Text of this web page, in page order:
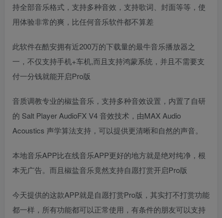
持全部音乐格式，支持多种音效，支持歌词、封面等等，使
用体验非常的爽，比任何音乐软件都不算差
此软件在酷安拥有近200万的下载量的最牛音乐播放器之
一，不仅支持手机+车机,而且支持鸿蒙系统，并且不需要支
付一分钱就能开启Pro版
音质调教专业的椒盐音乐，支持多种音效设置，内置了自研
的 Salt Player AudioFX V4 音效技术，由MAX Audio
Acoustics 声学算法支持，可以提供更清晰和自然的声音。
本地音乐APP比在线音乐APP更好的地方就是绝对纯净，根
本无广告。而且椒盐音乐竟然支持自愿打赏开启Pro版
今天提供的这款APP就是自愿打赏Pro版，其实打不打赏功能
都一样，所有功能都可以正常使用，有条件的朋友可以支持